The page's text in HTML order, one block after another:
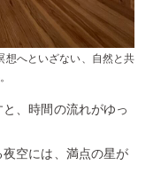
想へといざない、自然と共
、時間の流れがゆっ
空には、満点の星が